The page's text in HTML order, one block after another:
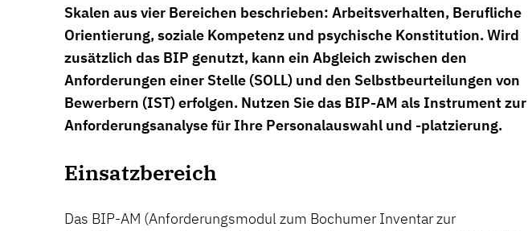
Skalen aus vier Bereichen beschrieben: Arbeitsverhalten, Berufliche
Orientierung, soziale Kompetenz und psychische Konstitution. Wird
zusätzlich das BIP genutzt, kann ein Abgleich zwischen den
Anforderungen einer Stelle (SOLL) und den Selbstbeurteilungen von
Bewerbern (IST) erfolgen. Nutzen Sie das BIP-AM als Instrument zur
Anforderungsanalyse für Ihre Personalauswahl und -platzierung.
Einsatzbereich
Das BIP-AM (Anforderungsmodul zum Bochumer Inventar zur